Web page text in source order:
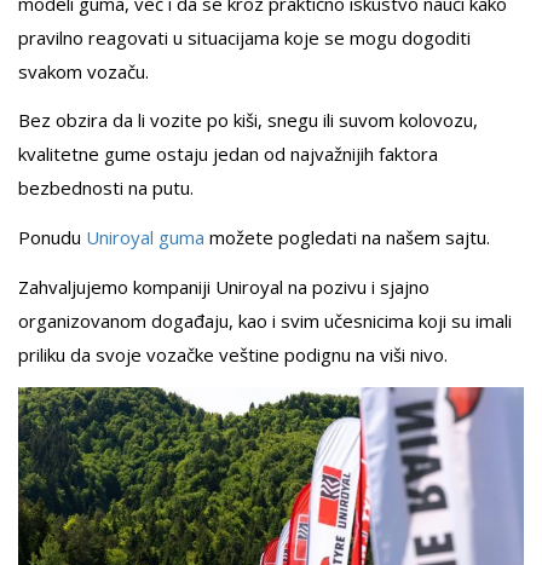
pravilno reagovati u situacijama koje se mogu dogoditi
svakom vozaču.
Bez obzira da li vozite po kiši, snegu ili suvom kolovozu,
kvalitetne gume ostaju jedan od najvažnijih faktora
bezbednosti na putu.
Ponudu Uniroyal guma možete pogledati na našem sajtu.
Zahvaljujemo kompaniji Uniroyal na pozivu i sjajno
organizovanom događaju, kao i svim učesnicima koji su imali
priliku da svoje vozačke veštine podignu na viši nivo.